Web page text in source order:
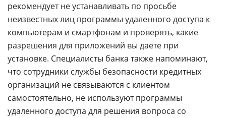
рекомендует не устанавливать по просьбе
неизвестных лиц программы удаленного доступа к
компьютерам и смартфонам и проверять, какие
разрешения для приложений вы даете при
установке. Специалисты банка также напоминают,
что сотрудники службы безопасности кредитных
организаций не связываются с клиентом
самостоятельно, не используют программы
удаленного доступа для решения вопроса со